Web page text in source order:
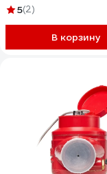
выход (присоед.)
5(2)
В корзину